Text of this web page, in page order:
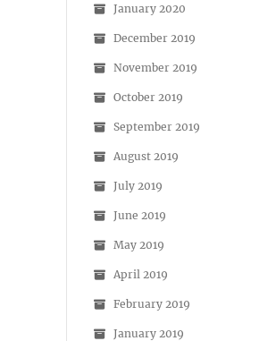
January 2020
December 2019
November 2019
October 2019
September 2019
August 2019
July 2019
June 2019
May 2019
April 2019
February 2019
January 2019